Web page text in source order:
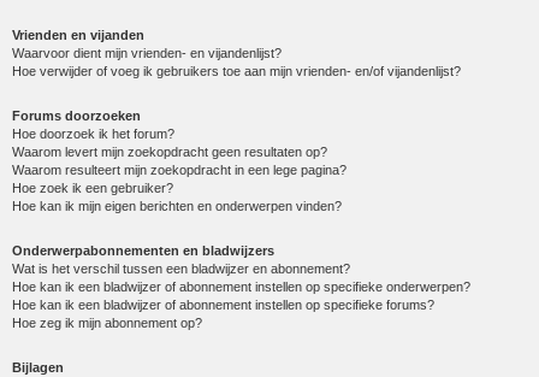
Vrienden en vijanden
Waarvoor dient mijn vrienden- en vijandenlijst?
Hoe verwijder of voeg ik gebruikers toe aan mijn vrienden- en/of vijandenlijst?
Forums doorzoeken
Hoe doorzoek ik het forum?
Waarom levert mijn zoekopdracht geen resultaten op?
Waarom resulteert mijn zoekopdracht in een lege pagina?
Hoe zoek ik een gebruiker?
Hoe kan ik mijn eigen berichten en onderwerpen vinden?
Onderwerpabonnementen en bladwijzers
Wat is het verschil tussen een bladwijzer en abonnement?
Hoe kan ik een bladwijzer of abonnement instellen op specifieke onderwerpen?
Hoe kan ik een bladwijzer of abonnement instellen op specifieke forums?
Hoe zeg ik mijn abonnement op?
Bijlagen